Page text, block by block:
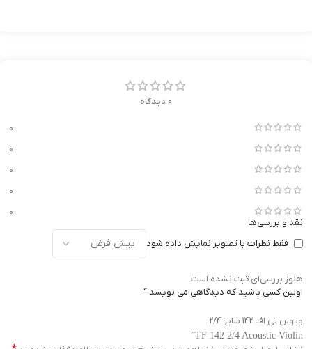
0 دیدگاه
0
0
0
0
0
نقد و بررسی‌ها
فقط نظرات با تصویر نمایش داده شود
هنوز بررسی‌ای ثبت نشده است.
اولین کسی باشید که دیدگاهی می نویسد “
ویولن تی اف 142 سایز 2/4
TF 142 2/4 Acoustic Violin”